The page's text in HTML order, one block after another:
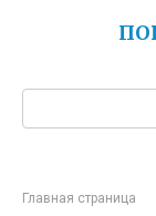
Поиск:
Главная страница